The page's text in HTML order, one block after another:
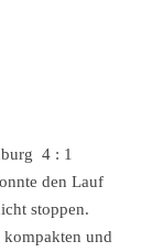
4 : 1
den Lauf
stoppen.
kompakten und